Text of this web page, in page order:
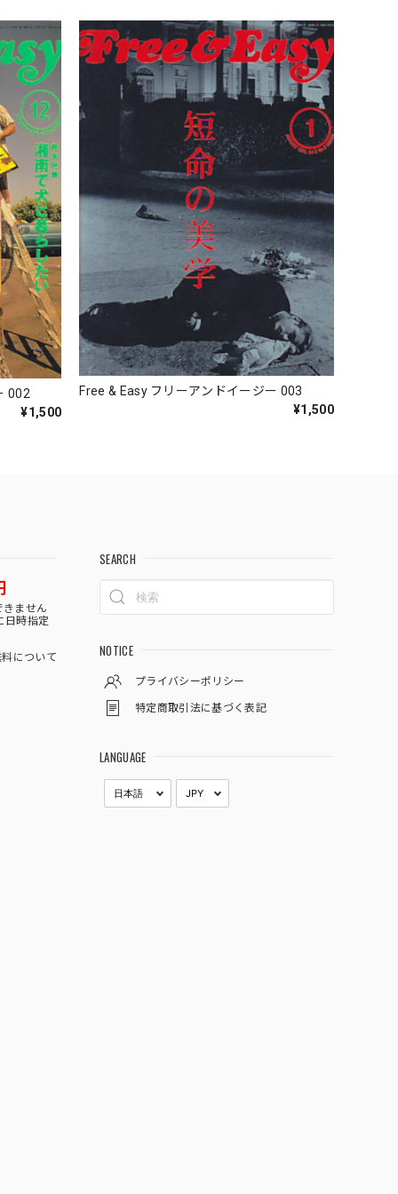
002
¥1,500
Free & Easy フリーアンドイージー 003
¥1,500
きません
日時指定
料について
SEARCH
NOTICE
プライバシーポリシー
特定商取引法に基づく表記
LANGUAGE